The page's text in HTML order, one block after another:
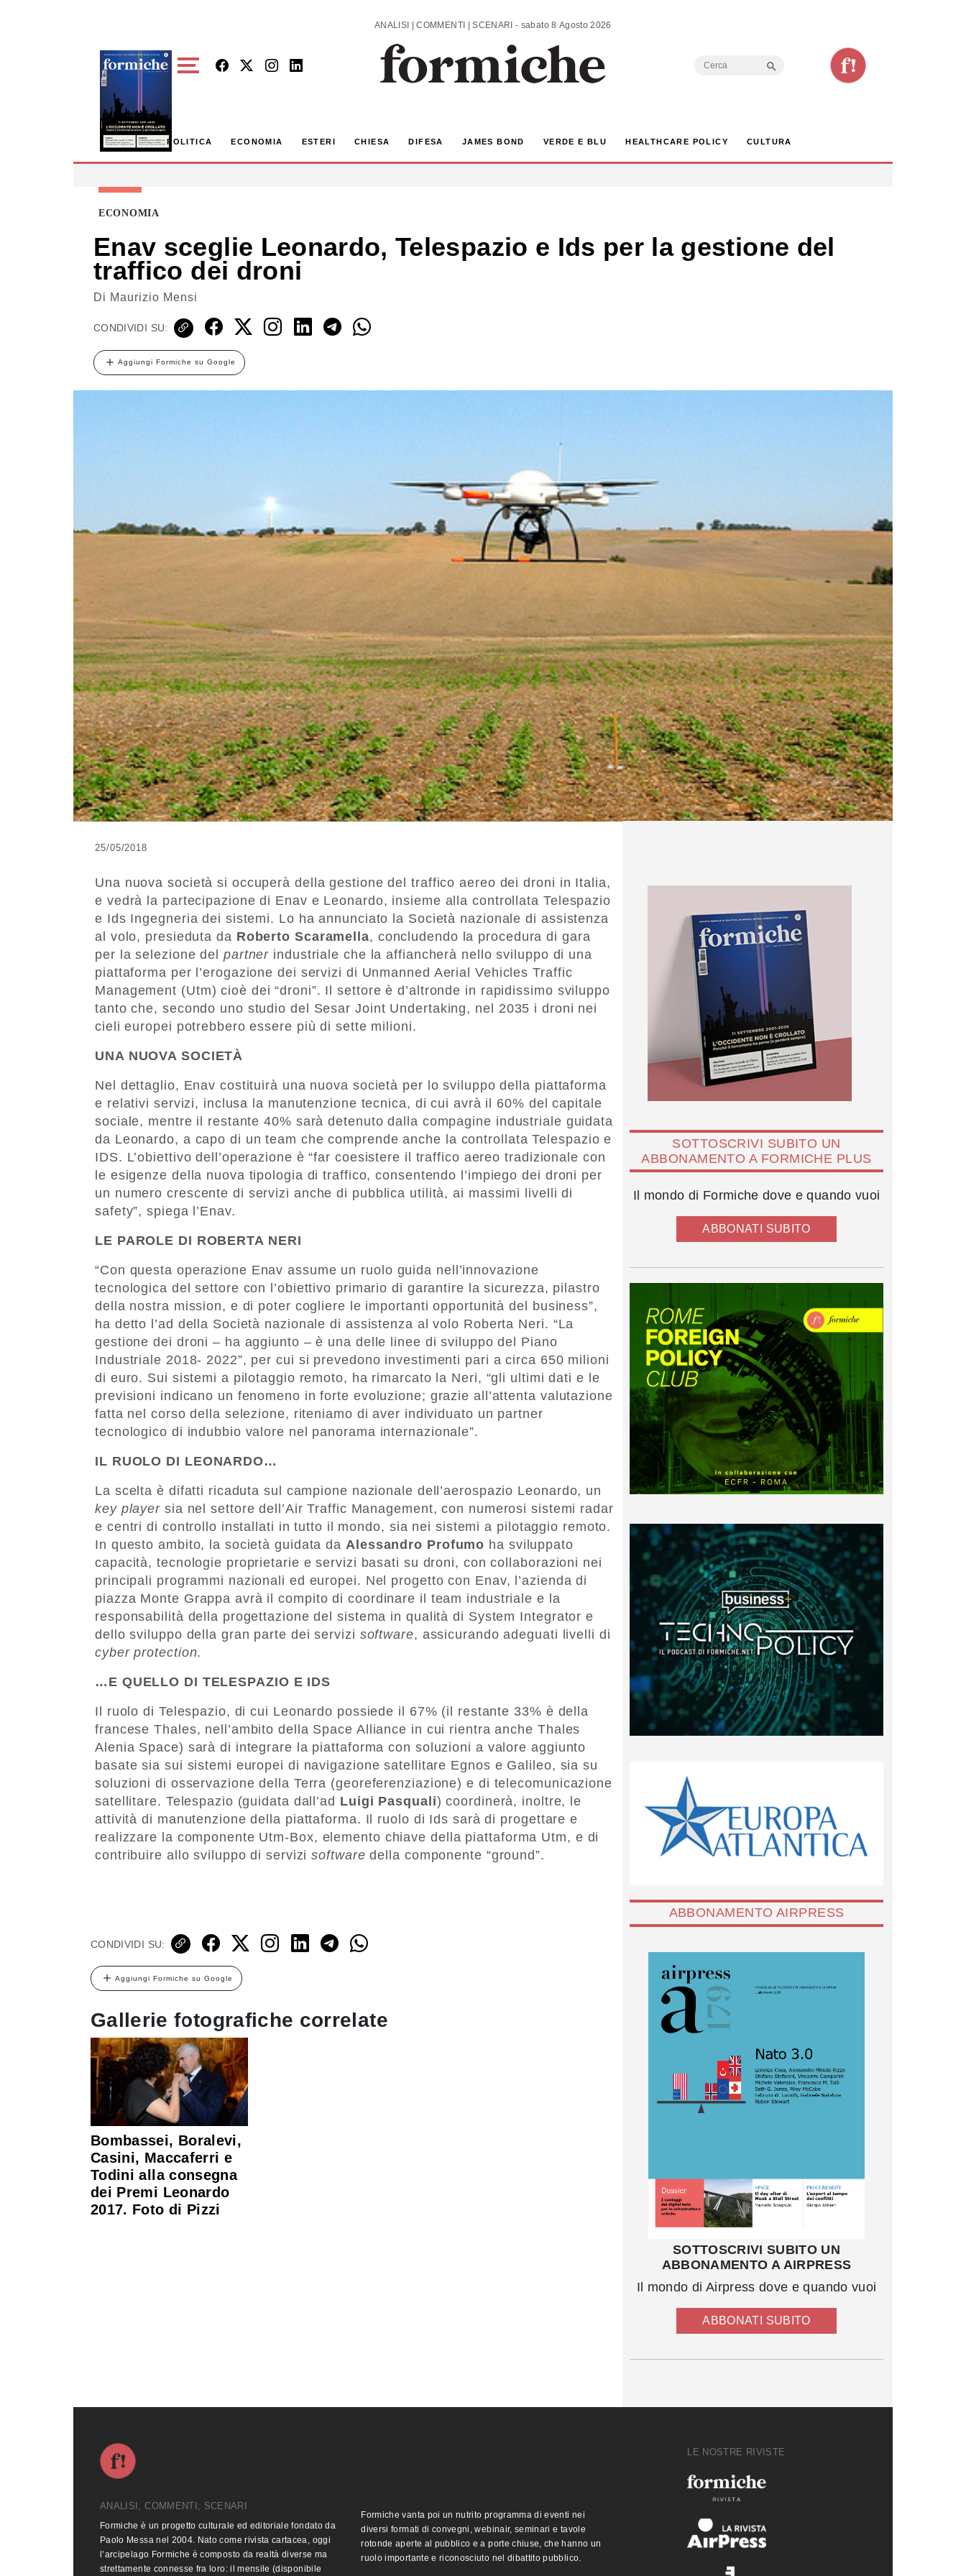
ANALISI | COMMENTI | SCENARI - sabato 8 Agosto 2026
Search
POLITICA ECONOMIA ESTERI CHIESA DIFESA JAMES BOND VERDE E BLU HEALTHCARE POLICY CULTURA
ECONOMIA
Enav sceglie Leonardo, Telespazio e Ids per la gestione del
traffico dei droni
Di Maurizio Mensi
CONDIVIDI SU:
Aggiungi Formiche su Google
25/05/2018
Una nuova società si occuperà della gestione del traffico aereo dei droni in Italia,
e vedrà la partecipazione di Enav e Leonardo, insieme alla controllata Telespazio
e Ids Ingegneria dei sistemi. Lo ha annunciato la Società nazionale di assistenza
al volo, presieduta da Roberto Scaramella, concludendo la procedura di gara
per la selezione del partner industriale che la affiancherà nello sviluppo di una
piattaforma per l’erogazione dei servizi di Unmanned Aerial Vehicles Traffic
Management (Utm) cioè dei “droni”. Il settore è d’altronde in rapidissimo sviluppo
tanto che, secondo uno studio del Sesar Joint Undertaking, nel 2035 i droni nei
cieli europei potrebbero essere più di sette milioni.
UNA NUOVA SOCIETÀ
Nel dettaglio, Enav costituirà una nuova società per lo sviluppo della piattaforma
e relativi servizi, inclusa la manutenzione tecnica, di cui avrà il 60% del capitale
sociale, mentre il restante 40% sarà detenuto dalla compagine industriale guidata
da Leonardo, a capo di un team che comprende anche la controllata Telespazio e
IDS. L’obiettivo dell’operazione è “far coesistere il traffico aereo tradizionale con
le esigenze della nuova tipologia di traffico, consentendo l’impiego dei droni per
un numero crescente di servizi anche di pubblica utilità, ai massimi livelli di
safety”, spiega l’Enav.
LE PAROLE DI ROBERTA NERI
“Con questa operazione Enav assume un ruolo guida nell’innovazione
tecnologica del settore con l’obiettivo primario di garantire la sicurezza, pilastro
della nostra mission, e di poter cogliere le importanti opportunità del business”,
ha detto l’ad della Società nazionale di assistenza al volo Roberta Neri. “La
gestione dei droni – ha aggiunto – è una delle linee di sviluppo del Piano
Industriale 2018- 2022”, per cui si prevedono investimenti pari a circa 650 milioni
di euro. Sui sistemi a pilotaggio remoto, ha rimarcato la Neri, “gli ultimi dati e le
previsioni indicano un fenomeno in forte evoluzione; grazie all’attenta valutazione
fatta nel corso della selezione, riteniamo di aver individuato un partner
tecnologico di indubbio valore nel panorama internazionale”.
IL RUOLO DI LEONARDO…
La scelta è difatti ricaduta sul campione nazionale dell’aerospazio Leonardo, un
key player sia nel settore dell’Air Traffic Management, con numerosi sistemi radar
e centri di controllo installati in tutto il mondo, sia nei sistemi a pilotaggio remoto.
In questo ambito, la società guidata da Alessandro Profumo ha sviluppato
capacità, tecnologie proprietarie e servizi basati su droni, con collaborazioni nei
principali programmi nazionali ed europei. Nel progetto con Enav, l’azienda di
piazza Monte Grappa avrà il compito di coordinare il team industriale e la
responsabilità della progettazione del sistema in qualità di System Integrator e
dello sviluppo della gran parte dei servizi software, assicurando adeguati livelli di
cyber protection.
…E QUELLO DI TELESPAZIO E IDS
Il ruolo di Telespazio, di cui Leonardo possiede il 67% (il restante 33% è della
francese Thales, nell’ambito della Space Alliance in cui rientra anche Thales
Alenia Space) sarà di integrare la piattaforma con soluzioni a valore aggiunto
basate sia sui sistemi europei di navigazione satellitare Egnos e Galileo, sia su
soluzioni di osservazione della Terra (georeferenziazione) e di telecomunicazione
satellitare. Telespazio (guidata dall’ad Luigi Pasquali) coordinerà, inoltre, le
attività di manutenzione della piattaforma. Il ruolo di Ids sarà di progettare e
realizzare la componente Utm-Box, elemento chiave della piattaforma Utm, e di
contribuire allo sviluppo di servizisoftware della componente “ground”.
CONDIVIDI SU:
Aggiungi Formiche su Google
Gallerie fotografiche correlate
Bombassei, Boralevi,
Casini, Maccaferri e
Todini alla consegna
dei Premi Leonardo
2017. Foto di Pizzi
SOTTOSCRIVI SUBITO UN
ABBONAMENTO A FORMICHE PLUS
Il mondo di Formiche dove e quando vuoi
ABBONATI SUBITO
ABBONAMENTO AIRPRESS
SOTTOSCRIVI SUBITO UN
ABBONAMENTO A AIRPRESS
Il mondo di Airpress dove e quando vuoi
ABBONATI SUBITO
ANALISI, COMMENTI, SCENARI
Formiche è un progetto culturale ed editoriale fondato da
Paolo Messa nel 2004. Nato come rivista cartacea, oggi
l’arcipelago Formiche è composto da realtà diverse ma
strettamente connesse fra loro: il mensile (disponibile
Formiche vanta poi un nutrito programma di eventi nei
diversi formati di convegni, webinair, seminari e tavole
rotonde aperte al pubblico e a porte chiuse, che hanno un
ruolo importante e riconosciuto nel dibattito pubblico.
LE NOSTRE RIVISTE